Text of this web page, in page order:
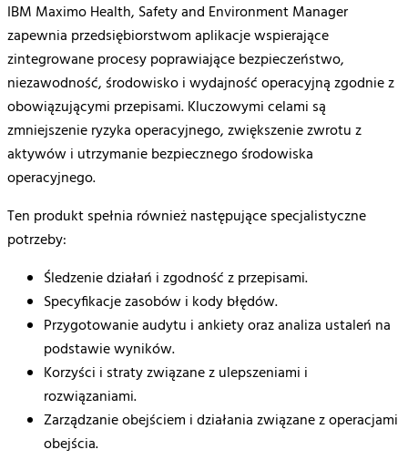
IBM Maximo Health, Safety and Environment Manager
zapewnia przedsiębiorstwomaplikacjewspierające
zintegrowaneprocesypoprawiającebezpieczeństwo,
niezawodność, środowiskoiwydajnośćoperacyjnązgodniez
obowiązującymi przepisami. Kluczowymicelami są
zmniejszenieryzykaoperacyjnego,zwiększeniezwrotuz
aktywówi utrzymaniebezpiecznegośrodowiska
operacyjnego.
Ten produktspełnia równieżnastępującespecjalistyczne
potrzeby:
Śledzeniedziałań izgodnośćzprzepisami.
Specyfikacjezasobówi kodybłędów.
Przygotowanieaudytu iankietyorazanaliza ustaleń na
podstawiewyników.
Korzyści i stratyzwiązanezulepszeniami i
rozwiązaniami.
Zarządzanieobejściem idziałaniazwiązanezoperacjami
obejścia.